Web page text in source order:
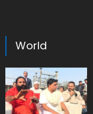
World